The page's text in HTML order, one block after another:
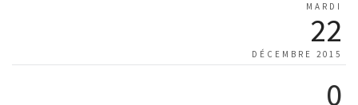
MARDI
22
DÉCEMBRE 2015
0